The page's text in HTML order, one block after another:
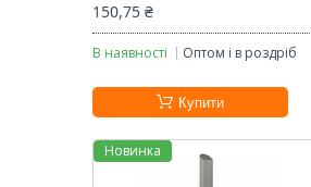
150,75 ₴
В наявності Оптом і в роздріб
Купити
Новинка